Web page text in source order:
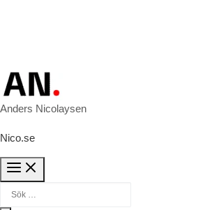
Anders Nicolaysen
Nico.se